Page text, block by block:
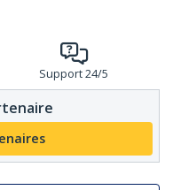
Support 24/5